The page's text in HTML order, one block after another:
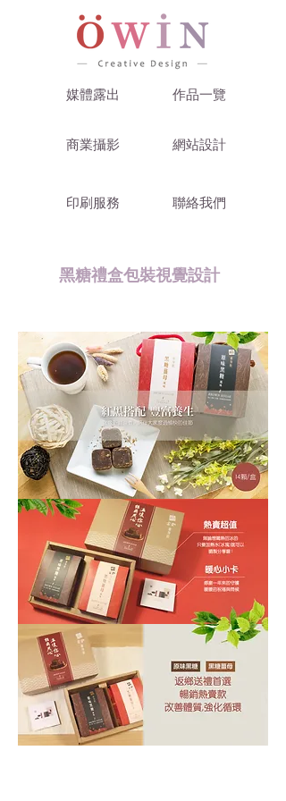
媒體露出
商業攝影
印刷服務
作品一覽
網站設計
聯絡我們
黑糖禮盒包裝視覺設計